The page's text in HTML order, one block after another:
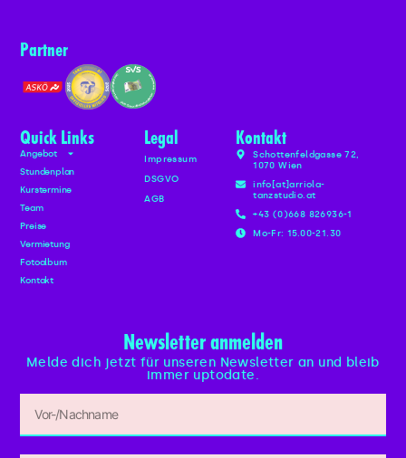
Partner
Quick Links
Angebot
Stundenplan
Kurstermine
Team
Preise
Vermietung
Fotoalbum
Kontakt
Legal
Impressum
DSGVO
AGB
Kontakt
Schottenfeldgasse 72,
1070 Wien
info[at]arriola-
tanzstudio.at
+43 (0)668 826936-1
Mo-Fr: 15.00-21.30
Newsletter anmelden
Melde dich jetzt für unseren Newsletter an und bleib
immer uptodate.